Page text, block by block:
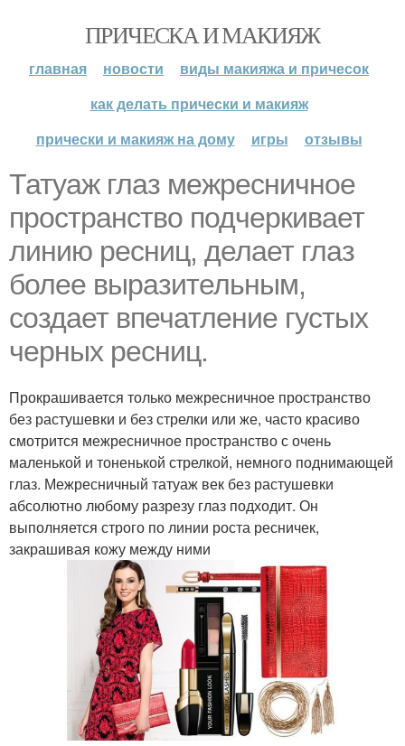
ПРИЧЕСКА И МАКИЯЖ
главная новости
виды макияжа и причесок
как делать прически и макияж
прически и макияж на дому
игры отзывы
Татуаж глаз межресничное
пространство подчеркивает
линию ресниц, делает глаз
более выразительным,
создает впечатление густых
черных ресниц.
Прокрашивается только межресничное пространство
без растушевки и без стрелки или же, часто красиво
смотрится межресничное пространство с очень
маленькой и тоненькой стрелкой, немного поднимающей
глаз. Межресничный татуаж век без растушевки
абсолютно любому разрезу глаз подходит. Он
выполняется строго по линии роста ресничек,
закрашивая кожу между ними